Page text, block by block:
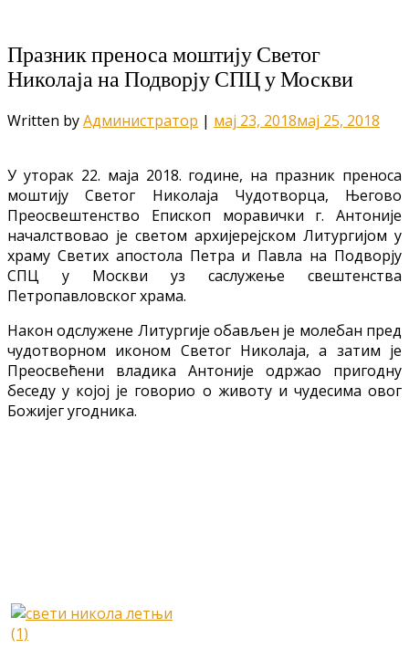
Празник преноса моштију Светог
Николаја на Подворју СПЦ у Москви
Written byАдминистратор | мај 23, 2018мај 25, 2018
У уторак 22. маја 2018. године, на празник преноса
моштију Светог Николаја Чудотворца, Његово
Преосвештенство Епископ моравички г. Антоније
началствовао је светом архијерејском Литургијом у
храму Светих апостола Петра и Павла на Подворју
СПЦ у Москви уз саслужење свештенства
Петропавловског храма.
Након одслужене Литургије обављен је молебан пред
чудотворном иконом Светог Николаја, а затим је
Преосвећени владика Антоније одржао пригодну
беседу у којој је говорио о животу и чудесима овог
Божијег угодника.